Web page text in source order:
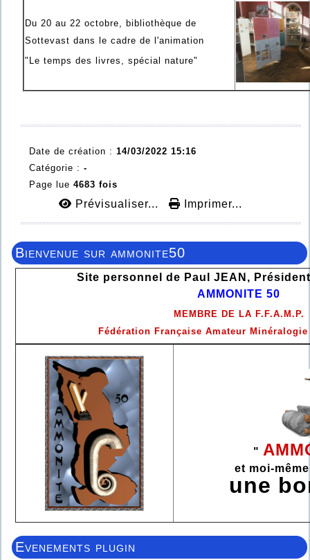
Du 20 au 22 octobre, bibliothèque de
Sottevast dans le cadre de l'animation
"Le temps des livres, spécial nature"
Date de création : 14/03/2022 15:16
Catégorie : -
Page lue 4683 fois
Prévisualiser... Imprimer...
Bienvenue sur ammonite50
Site personnel de Paul JEAN,
AMMONITE 50
MEMBRE DE LA F.F.A.M.P.
Fédération Française Amateur
"
et moi-
une
Evenements plugin